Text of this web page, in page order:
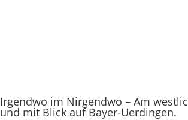
Irgendwo im Nirgendwo – Am
und mit Blick auf Bayer-Uerdingen.